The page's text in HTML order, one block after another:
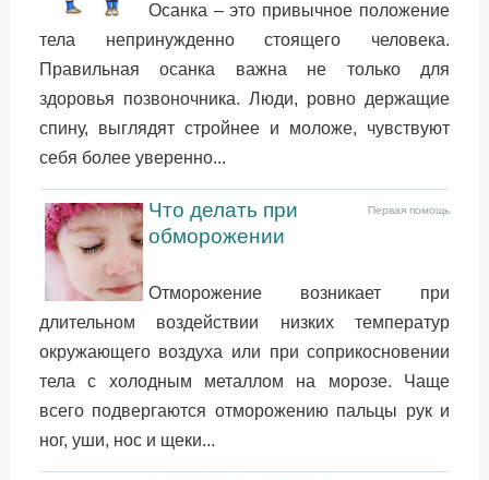
Осанка – это привычное положение
тела непринужденно стоящего человека.
Правильная осанка важна не только для
здоровья позвоночника. Люди, ровно держащие
спину, выглядят стройнее и моложе, чувствуют
себя более уверенно...
Первая помощь
Что делать при
обморожении
Отморожение возникает при
длительном воздействии низких температур
окружающего воздуха или при соприкосновении
тела с холодным металлом на морозе. Чаще
всего подвергаются отморожению пальцы рук и
ног, уши, нос и щеки...